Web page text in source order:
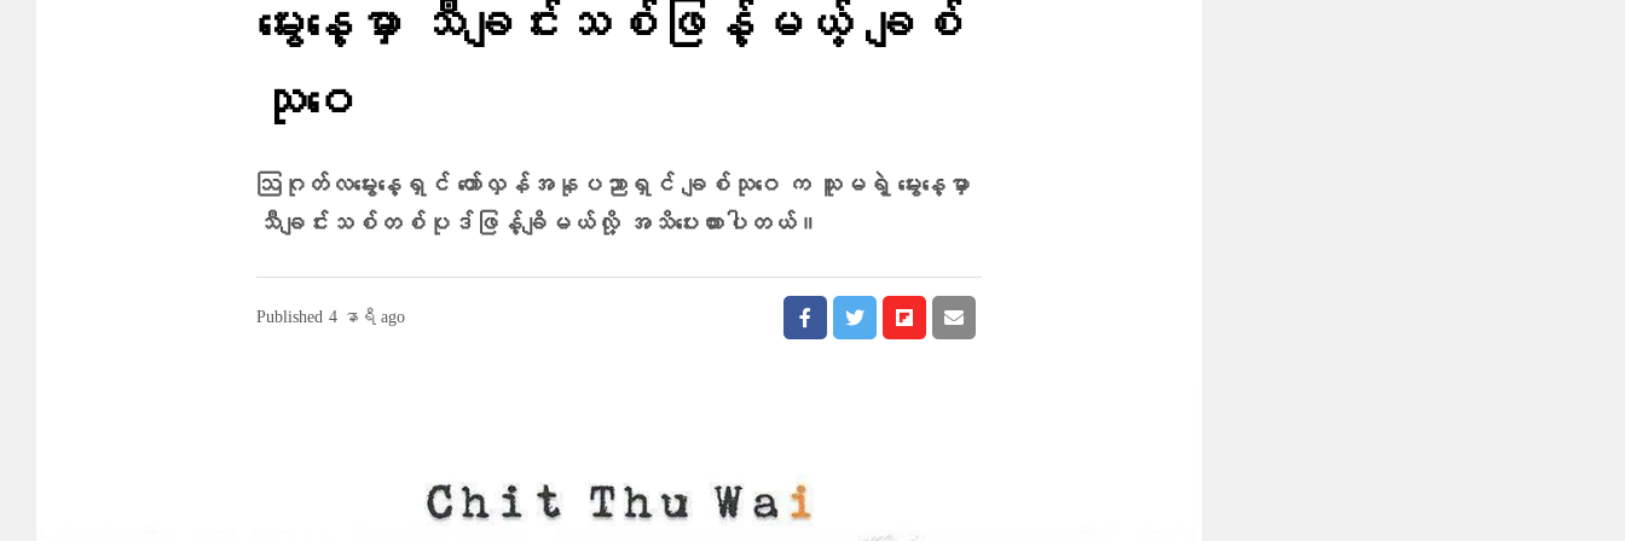
မွေးနေ့မှာ သီချင်းသစ်ဖြန့်မယ့် ချစ်
သုဝေ
ဩဂုတ်လမွေးနေ့ရှင် တော်လှန်အနုပညာရှင် ချစ်သုဝေ က သူမရဲ့ မွေးနေ့မှာ
သီချင်းသစ်တစ်ပုဒ်ဖြန့်ချိမယ်လို့ အသိပေးထားပါတယ်။
Published 4 နာရီ ago